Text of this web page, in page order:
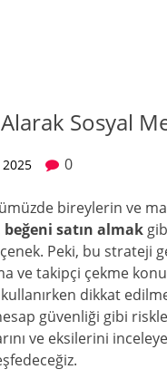
Alarak Sosyal
0
bireylerin ve
beğeni satın almak
Peki, bu strateji
ve takipçi çekme
dikkat
güvenliği gibi
ve eksilerini